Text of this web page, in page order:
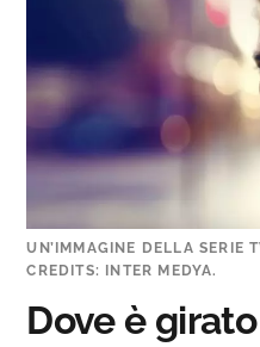
UN’IMMAGINE DELLA SERIE
CREDITS: INTER MEDYA.
Dove è